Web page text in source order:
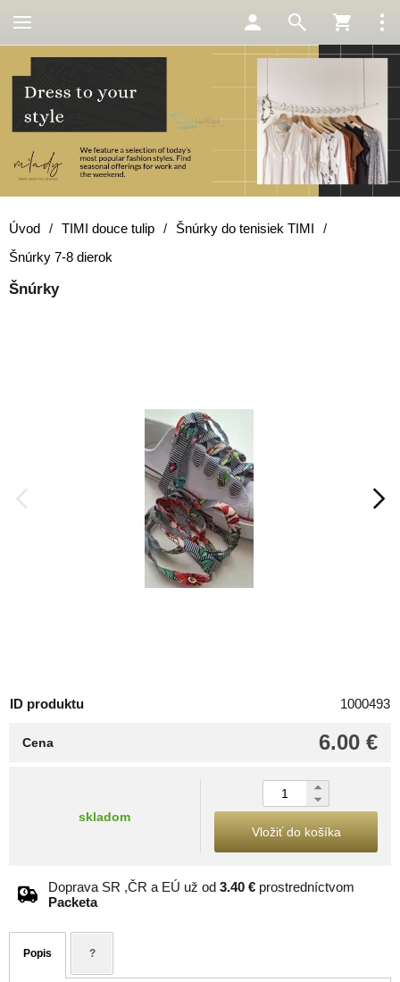
Úvod / TIMI douce tulip / Šnúrky do tenisiek TIMI
/
Šnúrky 7-8 dierok
Šnúrky
ID produktu 1000493
6.00 €
Cena
skladom
Vložiť do košíka
Doprava SR ,ČR a EÚ už od 3.40 € prostredníctvom
Packeta
Popis ?